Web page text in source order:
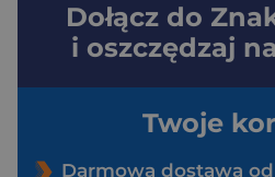
Dołącz do
i oszczędzaj
Twoje
Darmowa dostawa od